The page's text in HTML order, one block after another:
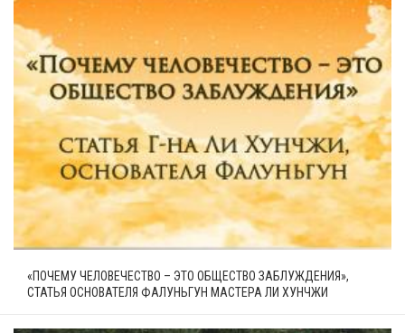
«ПОЧЕМУ ЧЕЛОВЕЧЕСТВО – ЭТО ОБЩЕСТВО ЗАБЛУЖДЕНИЯ»,
СТАТЬЯ ОСНОВАТЕЛЯ ФАЛУНЬГУН МАСТЕРА ЛИ ХУНЧЖИ